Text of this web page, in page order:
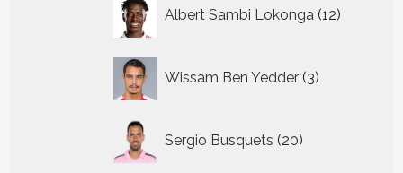
Albert Sambi Lokonga 12
Wissam Ben Yedder 3
producten
Sergio Busquets 20
producten